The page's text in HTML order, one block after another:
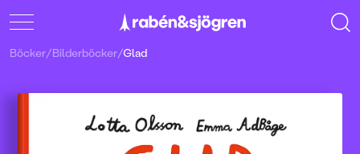
Böcker/Bilderböcker/Glad